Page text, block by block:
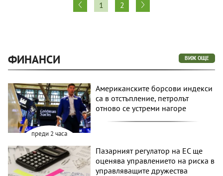
1 2
ФИНАНСИ ВИЖ ОЩЕ
преди 2 часа
Американските борсови индекси
са в отстъпление, петролът
отново се устреми нагоре
Пазарният регулатор на ЕС ще
оценява управлението на риска в
управляващите дружества